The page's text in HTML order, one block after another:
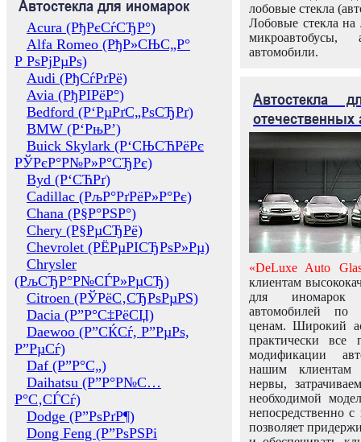
Автостекла для иномарок
Acura (РђРєСѓСЂР°)
Alfa Romeo (РђР»СЊС„Р°
Р РѕРјРµРѕ)
Audi (РђСѓРґРё)
Avia (РђРІРёР°)
Bedford (Р‘РµРґС„РѕСЂРґ)
BMW (Р‘РњР’)
Buick Skylark (Р‘СЊСЋРёРє
РЎРєР°Р№Р»Р°СЂРє)
Byd (Р‘СЋРґ)
Cadillac (РљР°РґРёР»Р°Рє)
Chana (Р§Р°РЅР°)
Chery (Р§РµСЂРё)
Chevrolet (РЁРµРІСЂРѕР»Рµ)
Chrysler
(РљСЂР°Р№СЃР»РµСЂ)
Citroen (РЎРёС‚СЂРѕРµРЅ)
Dacia (Р”Р°С‡РёСЏ)
Daewoo (Р”СЌСѓ, Р”РµРѕ,
Р”РµСѓ)
Daf (Р”Р°С„)
Daihatsu (Р”Р°Р№С…
Р°С‚СЃСѓ)
Dodge (Р”РѕРґР¶)
Dong Feng (Р”РѕРЅРі
лобовые стекла
Лобовые стекла на
микроавтобусы,
автомобили.
Автостекла
отечественных
«DeLuxe Auto
клиентам
для иномарок
автомобилей
ценам. Широкий
практически все
модификации
нашим клиентам
нервы,
необходимой
непосредственно
позволяет